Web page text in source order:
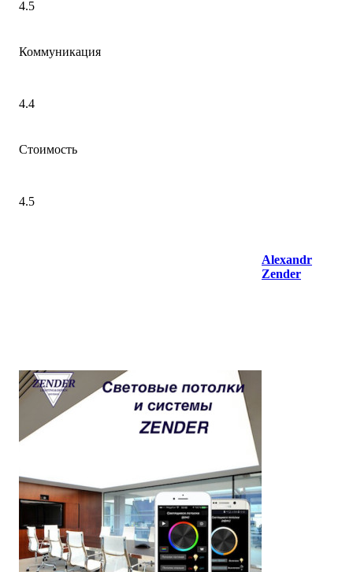
4.5
Коммуникация
4.4
Стоимость
4.5
Alexandr
Zender